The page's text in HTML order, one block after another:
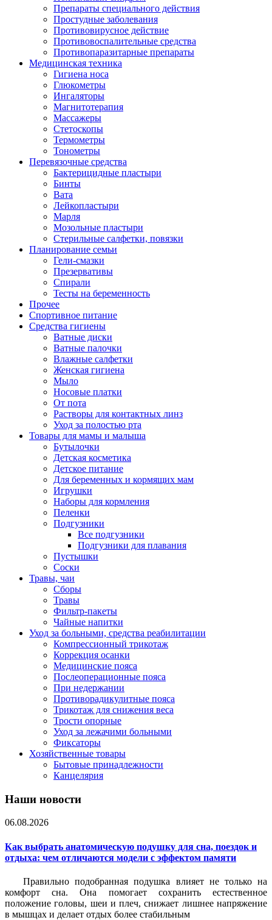
Препараты специального действия
Простудные заболевания
Противовирусное действие
Противовоспалительные средства
Противопаразитарные препараты
Медицинская техника
Гигиена носа
Глюкометры
Ингаляторы
Магнитотерапия
Массажеры
Стетоскопы
Термометры
Тонометры
Перевязочные средства
Бактерицидные пластыри
Бинты
Вата
Лейкопластыри
Марля
Мозольные пластыри
Стерильные салфетки, повязки
Планирование семьи
Гели-смазки
Презервативы
Спирали
Тесты на беременность
Прочее
Спортивное питание
Средства гигиены
Ватные диски
Ватные палочки
Влажные салфетки
Женская гигиена
Мыло
Носовые платки
От пота
Растворы для контактных линз
Уход за полостью рта
Товары для мамы и малыша
Бутылочки
Детская косметика
Детское питание
Для беременных и кормящих мам
Игрушки
Наборы для кормления
Пеленки
Подгузники
Все подгузники
Подгузники для плавания
Пустышки
Соски
Травы, чаи
Сборы
Травы
Фильтр-пакеты
Чайные напитки
Уход за больными, средства реабилитации
Компрессионный трикотаж
Коррекция осанки
Медицинские пояса
Послеоперационные пояса
При недержании
Противорадикулитные пояса
Трикотаж для снижения веса
Трости опорные
Уход за лежачими больными
Фиксаторы
Хозяйственные товары
Бытовые принадлежности
Канцелярия
Наши новости
06.08.2026
Как выбрать анатомическую подушку для сна, поездок и
отдыха: чем отличаются модели с эффектом памяти
Правильно подобранная подушка влияет не только на
комфорт сна. Она помогает сохранить естественное
положение головы, шеи и плеч, снижает лишнее напряжение
в мышцах и делает отдых более стабильным